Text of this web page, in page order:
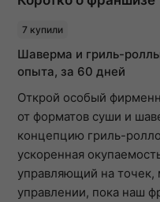
7 купили
Шаверма и гриль-
опыта, за 60 дней
Открой особый
от форматов суши и
концепцию гриль-
ускоренная
управляющий на
управлении, пока наш